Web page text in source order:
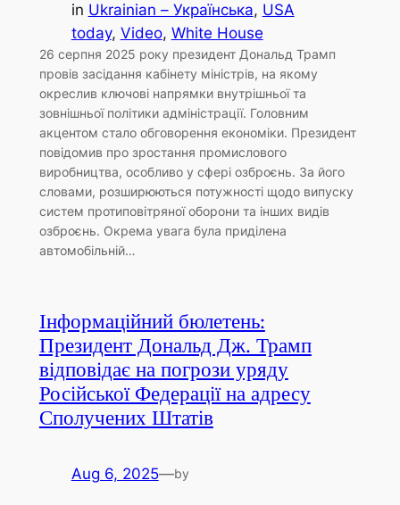
in Ukrainian – Українська, USA
today, Video, White House
26 серпня 2025 року президент Дональд Трамп
провів засідання кабінету міністрів, на якому
окреслив ключові напрямки внутрішньої та
зовнішньої політики адміністрації. Головним
акцентом стало обговорення економіки. Президент
повідомив про зростання промислового
виробництва, особливо у сфері озброєнь. За його
словами, розширюються потужності щодо випуску
систем протиповітряної оборони та інших видів
озброєнь. Окрема увага була приділена
автомобільній…
Інформаційний бюлетень:
Президент Дональд Дж. Трамп
відповідає на погрози уряду
Російської Федерації на адресу
Сполучених Штатів
Aug 6, 2025—by